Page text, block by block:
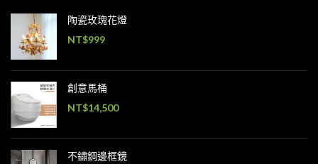
陶瓷玫瑰花燈
NT$999
創意馬桶
NT$14,500
不鏽鋼邊框鏡